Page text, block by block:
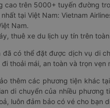
cao trên 5000+ tuyến đường
tại Việt Nam: Vietnam
Nam.
thuê xe du lịch uy tín trên
có thể đặt được dịch vụ di
thoải mái, an toàn và trọn vẹn
thêm các phương tiện khác tại
di chuyển của nhiều
luôn đảm bảo có vé cho bạn